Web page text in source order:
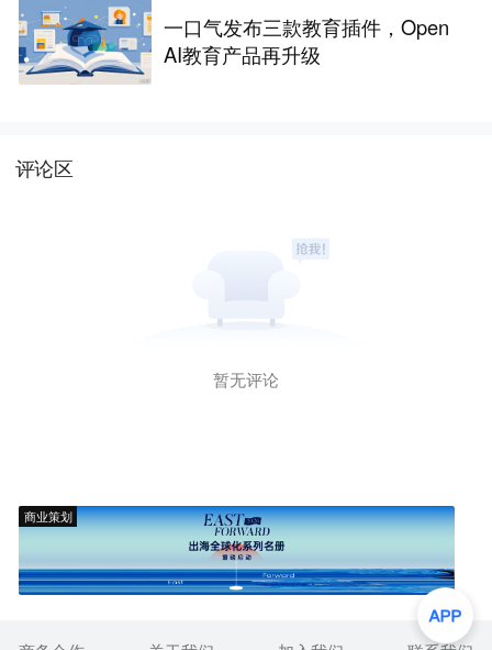
一口气发布三款教育插件，Open
AI教育产品再升级
评论区
暂无评论
商业策划